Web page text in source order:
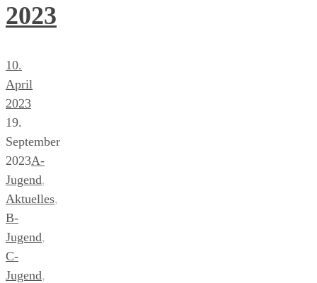
2023
10.
April
2023
19.
September
2023A-
Jugend,
Aktuelles,
B-
Jugend,
C-
Jugend,